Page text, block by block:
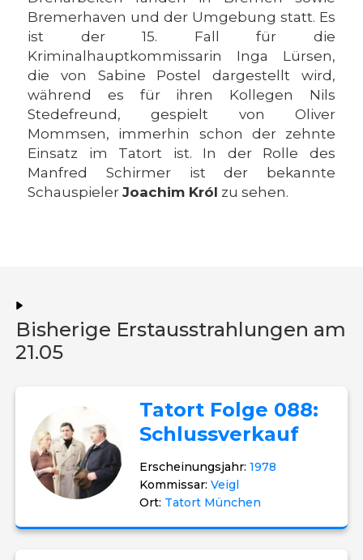
Bremerhaven und der Umgebung statt. Es
ist der 15. Fall für die
Kriminalhauptkommissarin Inga Lürsen,
die von Sabine Postel dargestellt wird,
während es für ihren Kollegen Nils
Stedefreund, gespielt von Oliver
Mommsen, immerhin schon der zehnte
Einsatz im Tatort ist. In der Rolle des
Manfred Schirmer ist der bekannte
SchauspielerJoachim Król zu sehen.
Bisherige Erstausstrahlungen am
21.05
Tatort Folge 088:
Schlussverkauf
Erscheinungsjahr:1978
Kommissar:Veigl
Ort: Tatort München